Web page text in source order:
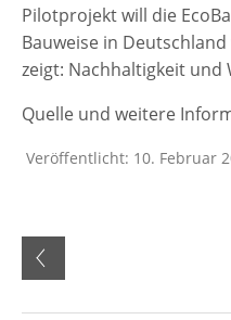
Pilotprojekt will die
Bauweise in
zeigt: Nachhaltigkeit und
Quelle und weitere
Veröffentlicht: 10. Februar